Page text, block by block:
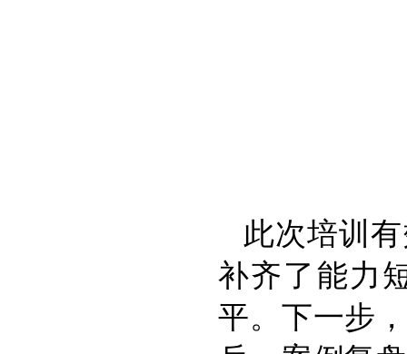
此次培训
补齐了能力
平。下一步